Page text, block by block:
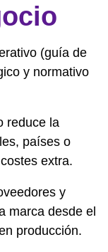
(guía de
y normativo
reduce la
países o
extra.
y
marca desde el
producción.